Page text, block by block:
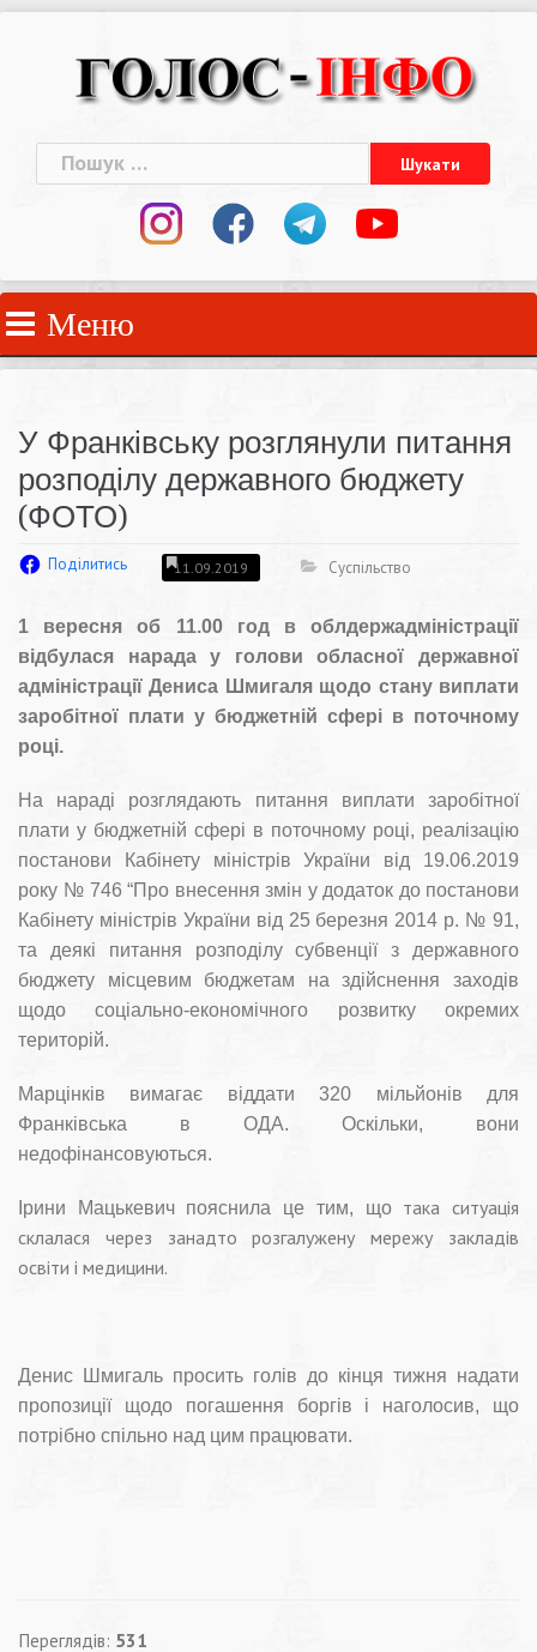
Пошук:
Меню
У Франківську розглянули питання
розподілу державного бюджету
(ФОТО)
Поділитись 11.09.2019 Суспільство
1 вересня об 11.00 год в облдержадміністрації
відбулася нарада у голови обласної державної
адміністрації Дениса Шмигаля щодо стану виплати
заробітної плати у бюджетній сфері в поточному
році.
На нараді розглядають питання виплати заробітної
плати у бюджетній сфері в поточному році, реалізацію
постанови Кабінету міністрів України від 19.06.2019
року № 746 “Про внесення змін у додаток до постанови
Кабінету міністрів України від 25 березня 2014 р. № 91,
та деякі питання розподілу субвенції з державного
бюджету місцевим бюджетам на здійснення заходів
щодо соціально-економічного розвитку окремих
територій.
Марцінків вимагає віддати 320 мільйонів для
Франківська в ОДА. Оскільки, вони
недофінансовуються.
Ірини Мацькевич пояснила це тим, що така ситуація
склалася через занадто розгалужену мережу закладів
освіти і медицини.
Денис Шмигаль просить голів до кінця тижня надати
пропозиції щодо погашення боргів і наголосив, що
потрібно спільно над цим працювати.
Переглядів: 531